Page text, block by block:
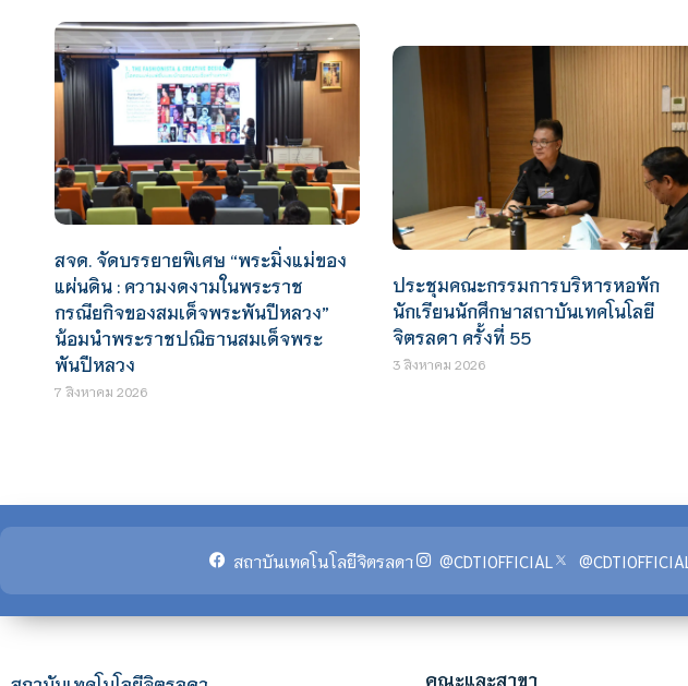
สจด. จัดบรรยายพิเศษ “พระมิ่งแม่ของ
แผ่นดิน : ความงดงามในพระราช
กรณียกิจของสมเด็จพระพันปีหลวง”
น้อมนำพระราชปณิธานสมเด็จพระ
พันปีหลวง
7 สิงหาคม 2026
ประชุมคณะกรรมการบริหารหอพัก
นักเรียนนักศึกษาสถาบันเทคโนโลยี
จิตรลดา ครั้งที่ 55
3 สิงหาคม 2026
สถาบันเทคโนโลยีจิตรลดา @CDTIOFFICIAL @CDTIOFFICIAL
คณะและสาขา